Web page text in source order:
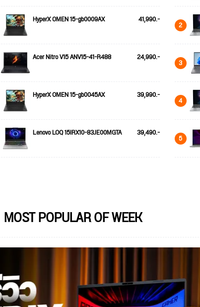
HyperX OMEN 15-gb0009AX 41,990.-
Acer Nitro V15 ANV15-41-R488 24,990.-
HyperX OMEN 15-gb0045AX 39,990.-
Lenovo LOQ 15IRX10-83JE00MGTA 39,490.-
2
3
4
5
MOST POPULAR OF WEEK